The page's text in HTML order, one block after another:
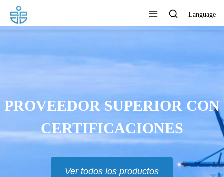
Language
PROVEEDOR SUPERIOR CON
CERTIFICACIONES
Ver todos los productos